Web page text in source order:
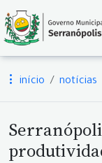
início notícias